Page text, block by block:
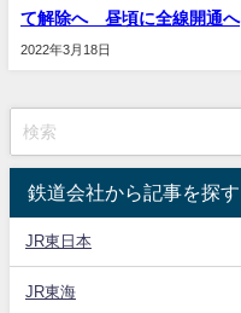
て解除へ 昼頃に全線開通へ
2022年3月18日
鉄道会社から記事を探す
JR東日本
JR東海